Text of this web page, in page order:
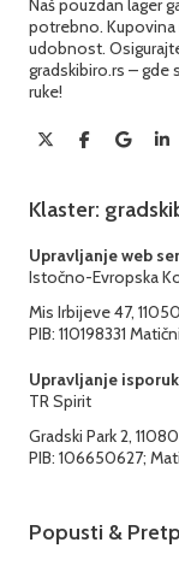
Naš pouzdan lager
potrebno. Kupovina
udobnost.
gradskibiro.rs – gde
ruke!
Klaster:
Upravljanje web
Istočno-Evropska
Mis Irbijeve 47,
PIB: 110198331
Upravljanje
TR Spirit
Gradski Park 2,
PIB: 106650627;
Popusti &